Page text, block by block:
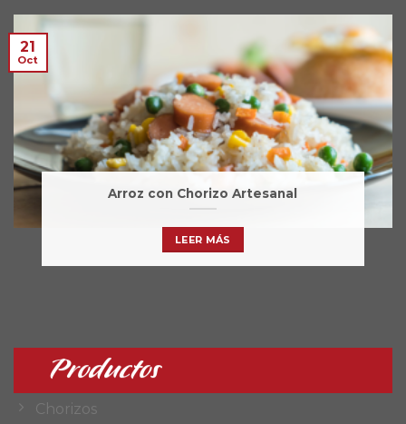
Arroz con Chorizo Artesanal
LEER MÁS
21
Oct
Productos
Chorizos